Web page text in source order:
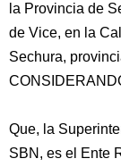
la Provincia de
de Vice, en la
Sechura,
Que, la
SBN, es el Ente